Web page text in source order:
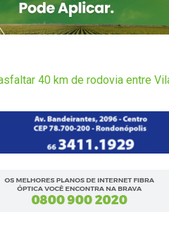
40 km de rodovia entre